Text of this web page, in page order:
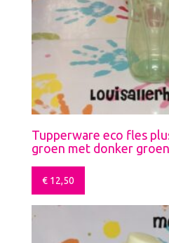
Tupperware eco fles
groen met donker
€ 12,50